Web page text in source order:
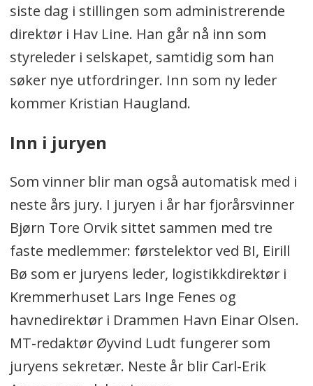
siste dag i stillingen som administrerende
direktør i Hav Line. Han går nå inn som
styreleder i selskapet, samtidig som han
søker nye utfordringer. Inn som ny leder
kommer Kristian Haugland.
Inn i juryen
Som vinner blir man også automatisk med i
neste års jury. I juryen i år har fjorårsvinner
Bjørn Tore Orvik sittet sammen med tre
faste medlemmer: førstelektor ved BI, Eirill
Bø som er juryens leder, logistikkdirektør i
Kremmerhuset Lars Inge Fenes og
havnedirektør i Drammen Havn Einar Olsen.
MT-redaktør Øyvind Ludt fungerer som
juryens sekretær. Neste år blir Carl-Erik